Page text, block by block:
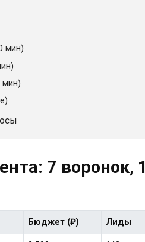
мин)
мин)
7 воронок, 1
Бюджет (₽) Лиды